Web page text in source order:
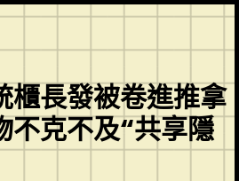
櫃長發被卷進推拿
不克不及“共享隱